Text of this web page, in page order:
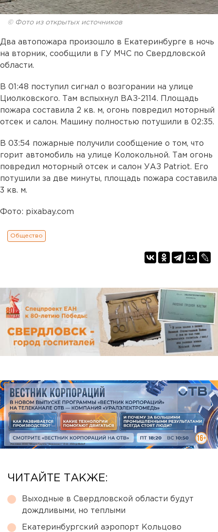
© Фото из открытых источников
Два автопожара произошло в Екатеринбурге в ночь
на вторник, сообщили в ГУ МЧС по Свердловской
области.
В 01:48 поступил сигнал о возгорании на улице
Циолковского. Там вспыхнул ВАЗ-2114. Площадь
пожара составила 2 кв. м, огонь повредил моторный
отсек и салон. Машину полностью потушили в 02:35.
В 03:54 пожарные получили сообщение о том, что
горит автомобиль на улице Колокольной. Там огонь
повредил моторный отсек и салон УАЗ Patriot. Его
потушили за две минуты, площадь пожара составила
3 кв. м.
Фото: pixabay.com
Общество
ЧИТАЙТЕ ТАКЖЕ:
Выходные в Свердловской области будут
дождливыми, но теплыми
Екатеринбургский аэропорт Кольцово